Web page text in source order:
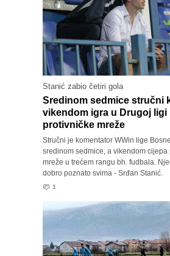
Stanić zabio četiri gola
Sredinom sedmice stručni
vikendom igra u Drugoj ligi
protivničke mreže
Stručni je komentator WWin lige
sredinom sedmice, a vikendom cijepa
mreže u trećem rangu bh. fudbala.
dobro poznato svima - Srđan Stanić.
1